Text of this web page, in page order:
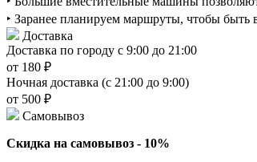
‣ Заранее планируем маршруты, чтобы быть
Доставка
Доставка по городу с 9:00 до 21:00
от 180 ₽
Ночная доставка (с 21:00 до 9:00)
от 500 ₽
Самовывоз
Скидка на самовывоз - 10%